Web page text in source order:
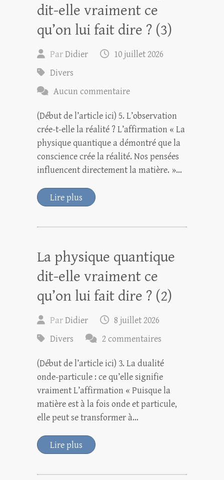
dit-elle vraiment ce
qu’on lui fait dire ? (3)
ParDidier
10 juillet 2026
Divers
Aucun commentaire
(Début de l’article ici) 5. L’observation
crée-t-elle la réalité ? L’affirmation « La
physique quantique a démontré que la
conscience crée la réalité. Nos pensées
influencent directement la matière. »…
Lire plus
La physique quantique
dit-elle vraiment ce
qu’on lui fait dire ? (2)
ParDidier
8 juillet 2026
Divers
2 commentaires
(Début de l’article ici) 3. La dualité
onde-particule : ce qu’elle signifie
vraiment L’affirmation « Puisque la
matière est à la fois onde et particule,
elle peut se transformer à…
Lire plus